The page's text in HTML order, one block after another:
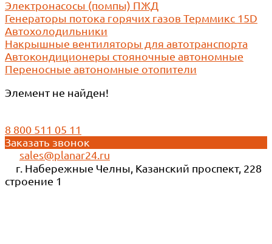
Электронасосы (помпы) ПЖД
Генераторы потока горячих газов Терммикс 15D
Автохолодильники
Накрышные вентиляторы для автотранспорта
Автокондиционеры стояночные автономные
Переносные автономные отопители
Элемент не найден!
8 800 511 05 11
Заказать звонок
sales@planar24.ru
г. Набережные Челны, Казанский проспект, 228
строение 1